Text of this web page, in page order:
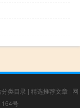
分类目录 | 精选推荐文章 | 网
号